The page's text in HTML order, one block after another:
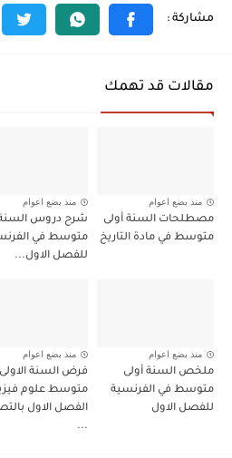
مقالات قد تهمك
منذ بضع اعوام
مصطلحات السنة أولى
متوسط في مادة التاريخ
منذ بضع اعوام
شرح دروس السنة
متوسط في
للفصل الاول...
منذ بضع اعوام
ملخص السنة أولى
متوسط في الفرنسية
للفصل الاول
منذ بضع اعوام
فرض السنة الاولى
متوسط علوم
الفصل الاول
...